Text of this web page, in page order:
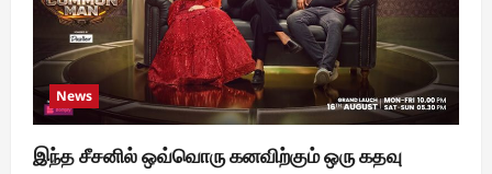
News
இந்த சீசனில் ஒவ்வொரு கனவிற்கும் ஒரு கதவு